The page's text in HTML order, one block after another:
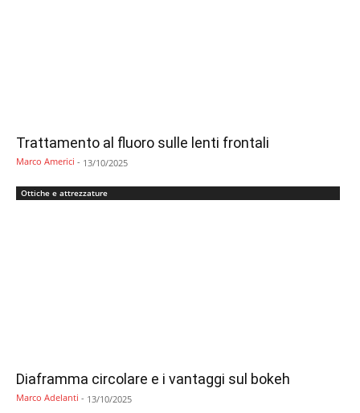
Trattamento al fluoro sulle lenti frontali
Marco Americi - 13/10/2025
Ottiche e attrezzature
Diaframma circolare e i vantaggi sul bokeh
Marco Adelanti - 13/10/2025